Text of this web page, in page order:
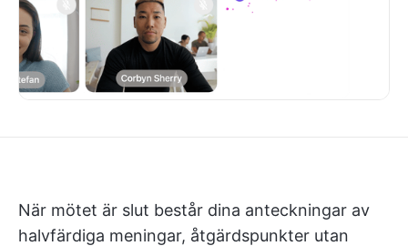
När mötet är slut består dina anteckningar av
halvfärdiga meningar, åtgärdspunkter utan